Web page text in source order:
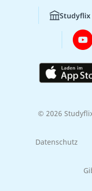
Studyflix
© 2026
Datenschutz